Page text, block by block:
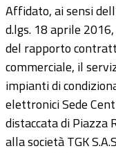
Affidato, ai sensi
d.lgs. 18 aprile
del rapporto
commerciale, il
impianti di
elettronici Sede
distaccata di Piazza
alla società TGK